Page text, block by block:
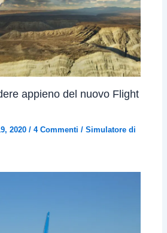
appieno del nuovo Flight
2020/4 Commenti /Simulatore di